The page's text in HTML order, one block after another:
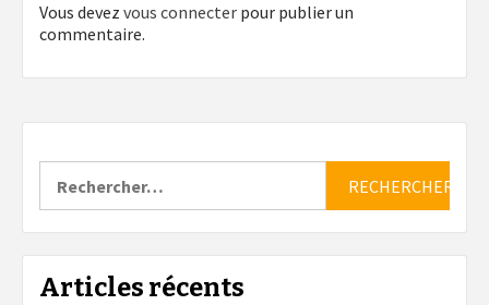
Vous devez vous connecter pour publier un
commentaire.
Articles récents